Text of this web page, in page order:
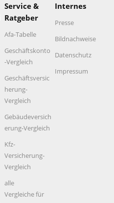
Service &
Ratgeber
Afa-Tabelle
Geschäftskonto
-Vergleich
Geschäftsversic
herung-
Vergleich
Gebäudeversich
erung-Vergleich
Kfz-
Versicherung-
Vergleich
alle
Vergleiche für
Internes
Presse
Bildnachweise
Datenschutz
Impressum